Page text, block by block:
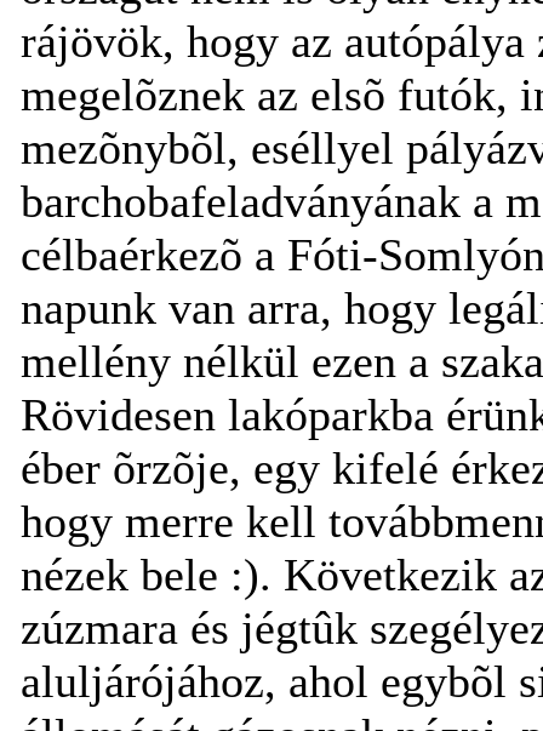
rájövök, hogy az
megelõznek az elsõ futók,
mezõnybõl, eséllyel
barchobafeladványának a
célbaérkezõ a Fóti-
napunk van arra, hogy
mellény nélkül ezen a
Rövidesen lakóparkba
éber õrzõje, egy kifelé
hogy merre kell
nézek bele :). Következik
zúzmara és jégtûk
aluljárójához, ahol egybõl